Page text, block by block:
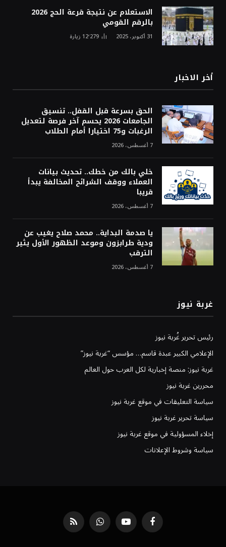
الاستعلام عن نتيجة قرعة الحج 2026
بالرقم القومي
31 أكتوبر، 2025 12٬279 زيارة
أخر الاخبار
الحق بسرعة قبل القفل.. تنسيق
الجامعات 2026 يحسم آخر فرصة لتعديل
الرغبات و75 اختيارا أمام الطلاب
7 أغسطس، 2026
خلي بالك من خطك.. تحديث بيانات
العملاء ووقف الشرائح المخالفة يبدأ
قريبا
7 أغسطس، 2026
يا صدمة البداية.. محمد صلاح يغيب عن
ودية طرابزون وموعد الظهور الأول يثير
الترقب
7 أغسطس، 2026
غربة نيوز
رئيس تحرير غُربة نيوز
الإعلامي الكبير عبدة قاسم… مؤسس “غربة نيوز”
غربة نيوز: منصة إخبارية لكل العرب حول العالم
محررين غربة نيوز
سياسة التعليقات في موقع غربة نيوز
سياسة تحرير غربة نيوز
إخلاء المسؤولية في موقع غربة نيوز
سياسة وشروط الإعلانات
فيسبوك يوتيوب واتساب RSS